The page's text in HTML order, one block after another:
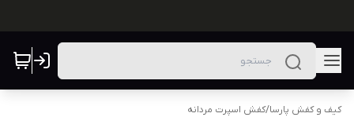
کیف و کفش پارسا/کفش اسپرت مردانه